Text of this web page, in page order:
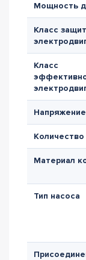
Мощность
Класс
Класс
Напряжение
Материал
Тип насоса